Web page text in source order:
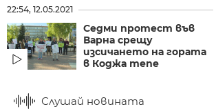
22:54, 12.05.2021
Седми протест във
Варна срещу
изсичането на гората
в Коджа тепе
Слушай новината